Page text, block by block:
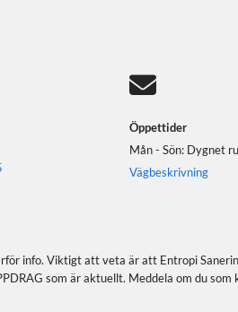

Öppettider
Mån - Sön: Dygnet
Vägbeskrivning
info. Viktigt att veta är att Entropi
som är aktuellt. Meddela om du